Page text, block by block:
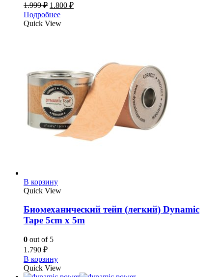
1.999₽ 1.800 ₽
Подробнее
Quick View
В корзину
Quick View
Биомеханический тейп (легкий) Dynamic
Tape 5cm x 5m
0 out of 5
1.790 ₽
В корзину
Quick View